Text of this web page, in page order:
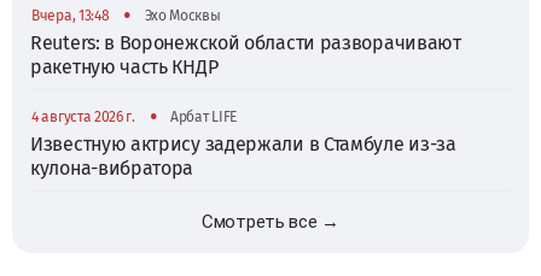
Вчера, 13:48 • Эхо Москвы
Reuters: в Воронежской области разворачивают
ракетную часть КНДР
4 августа 2026 г. • Арбат LIFE
Известную актрису задержали в Стамбуле из-за
кулона-вибратора
Смотреть все →